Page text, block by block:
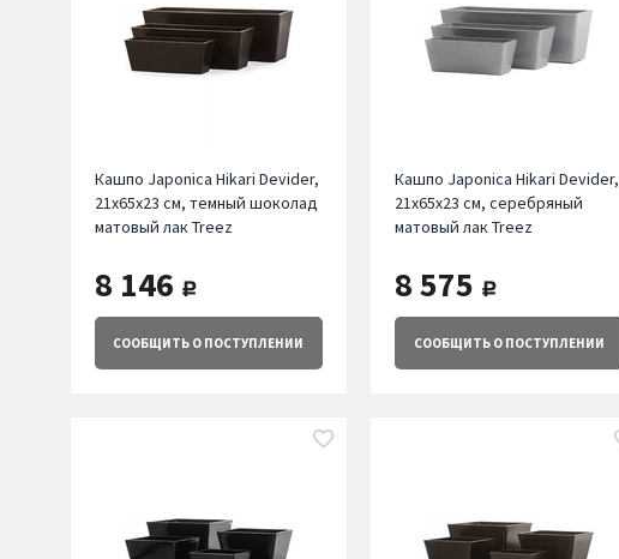
Кашпо Japonica Hikari Devider,
21х65х23 см, темный шоколад
матовый лак Treez
8 146 руб.
СООБЩИТЬ О ПОСТУПЛЕНИИ
Кашпо Japonica Hikari Devider,
21х65х23 см, серебряный
матовый лак Treez
8 575 руб.
СООБЩИТЬО ПОСТУПЛЕНИИ